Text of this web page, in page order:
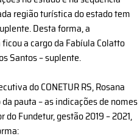
região turística do estado tem
Desta forma, a
a cargo da Fabíula Colatto
Santos – suplente.
do CONETUR RS, Rosana
pauta – as indicações de nomes
do Fundetur, gestão 2019 – 2021,